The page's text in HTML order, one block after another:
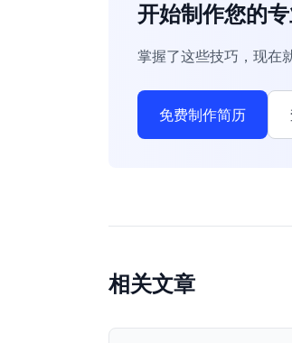
开始制作您的
掌握了这些技巧，现在
免费制作简历
相关文章